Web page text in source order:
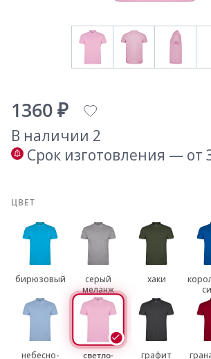
1360 ₽
В наличии 2
Срок изготовления — от
ЦВЕТ
бирюзовый
серый
меланж
хаки
небесно-
светло-
графит